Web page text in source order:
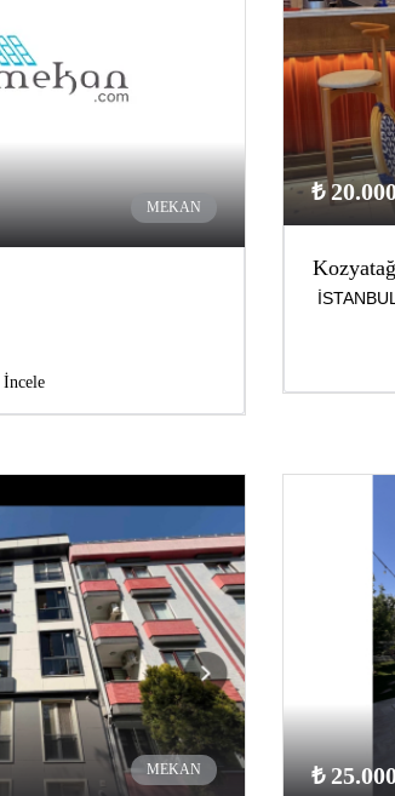
MEKAN
İncele
₺
MEKAN ₺